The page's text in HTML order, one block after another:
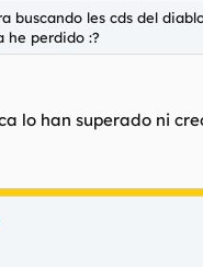
buscando les cds del
he perdido :?
lo han superado ni